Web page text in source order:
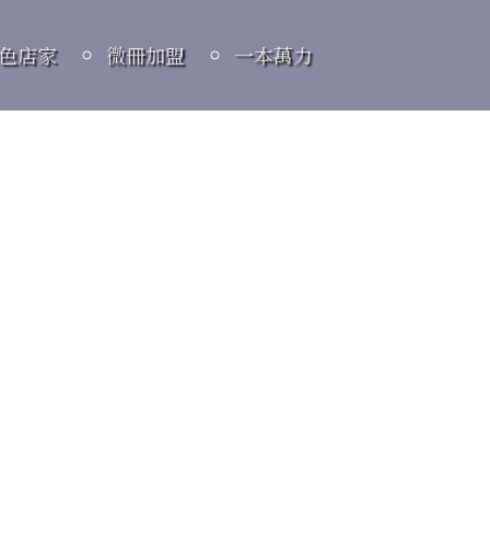
店家 微冊加盟 一本萬力